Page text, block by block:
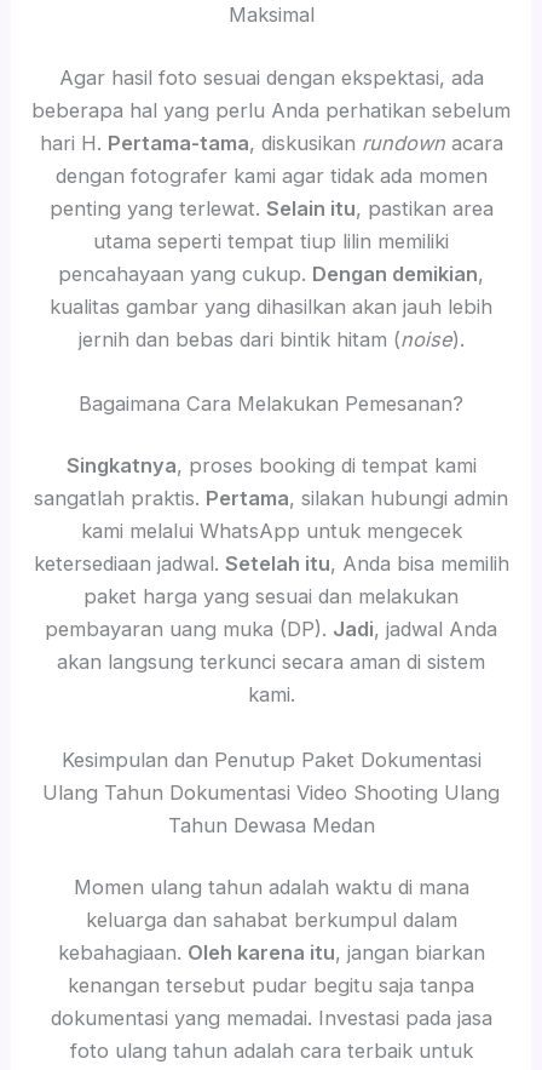
Maksimal
Agar hasil foto sesuai dengan ekspektasi, ada
beberapa hal yang perlu Anda perhatikan sebelum
hari H. Pertama-tama, diskusikan rundownacara
dengan fotografer kami agar tidak ada momen
penting yang terlewat. Selain itu, pastikan area
utama seperti tempat tiup lilin memiliki
pencahayaan yang cukup. Dengan demikian,
kualitas gambar yang dihasilkan akan jauh lebih
jernih dan bebas dari bintik hitam (noise).
Bagaimana Cara Melakukan Pemesanan?
Singkatnya, proses booking di tempat kami
sangatlah praktis. Pertama, silakan hubungi admin
kami melalui WhatsApp untuk mengecek
ketersediaan jadwal. Setelah itu, Anda bisa memilih
paket harga yang sesuai dan melakukan
pembayaran uang muka (DP). Jadi, jadwal Anda
akan langsung terkunci secara aman di sistem
kami.
Kesimpulan dan Penutup Paket Dokumentasi
Ulang Tahun Dokumentasi Video Shooting Ulang
Tahun Dewasa Medan
Momen ulang tahun adalah waktu di mana
keluarga dan sahabat berkumpul dalam
kebahagiaan. Oleh karena itu, jangan biarkan
kenangan tersebut pudar begitu saja tanpa
dokumentasi yang memadai. Investasi pada jasa
foto ulang tahun adalah cara terbaik untuk